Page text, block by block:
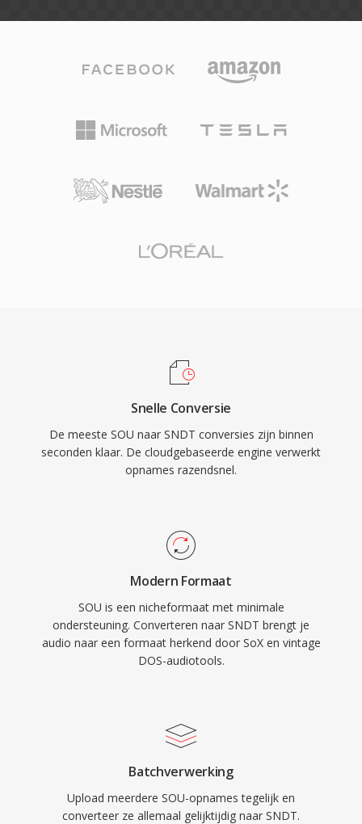
Snelle Conversie
De meeste SOU naar SNDT conversies zijn binnen
seconden klaar. De cloudgebaseerde engine verwerkt
opnames razendsnel.
Modern Formaat
SOU is een nicheformaat met minimale
ondersteuning. Converteren naar SNDT brengt je
audio naar een formaat herkend door SoX en vintage
DOS-audiotools.
Batchverwerking
Upload meerdere SOU-opnames tegelijk en
converteer ze allemaal gelijktijdig naar SNDT.